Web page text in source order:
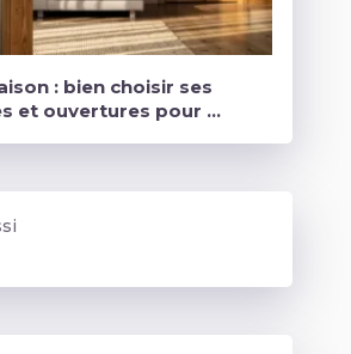
: bien choisir ses
et ouvertures pour …